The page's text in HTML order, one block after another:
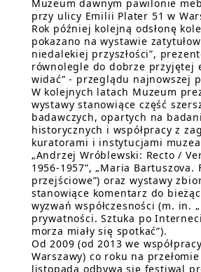
Muzeum dawnym pawilonie
przy ulicy Emilii Plater 51 w
Rok później kolejną odsłonę
pokazano na wystawie
niedalekiej przyszłości”,
równolegle do dobrze przyjętej
widać” - przeglądu najnowszej
W kolejnych latach Muzeum
wystawy stanowiące część
badawczych, opartych na
historycznych i współpracy z
kuratorami i instytucjami
„Andrzej Wróblewski: Recto /
1956-1957”, „Maria Bartuszova.
przejściowe”) oraz wystawy
stanowiące komentarz do
wyzwań współczesności (m. in.
prywatności. Sztuka po
morza miały się spotkać”).
Od 2009 (od 2013 we
Warszawy) co roku na
listopada odbywa się festiwal